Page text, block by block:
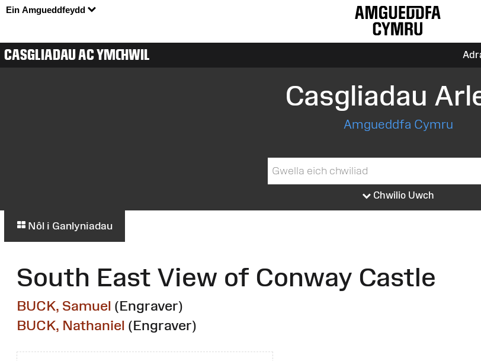
Ein Amgueddfeydd
CASGLIADAU AC YMCHWIL
Casgliadau
Amgueddfa Cymru
Chwilio Uwch
Nôl i Ganlyniadau
South East View of Conway Castle
BUCK, Samuel (Engraver)
BUCK, Nathaniel (Engraver)